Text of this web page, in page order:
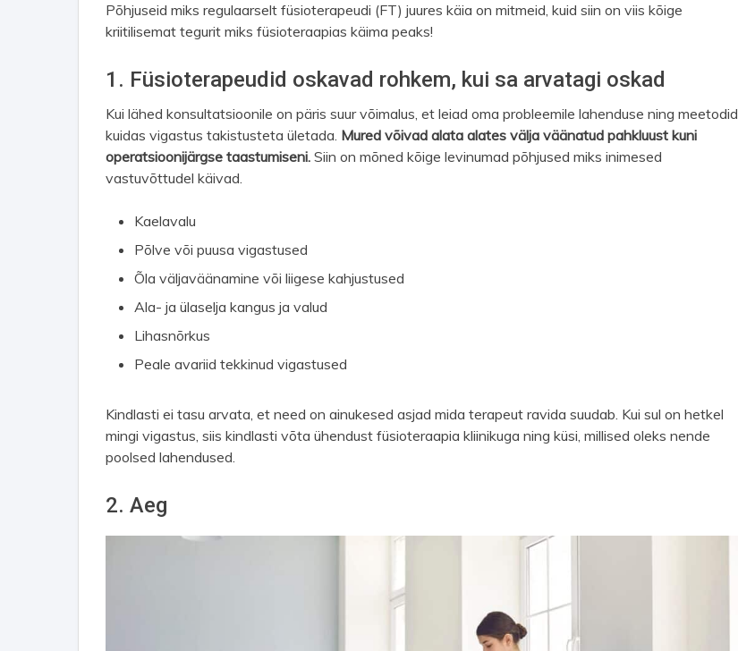
Põhjuseid miks regulaarselt füsioterapeudi (FT) juures käia on mitmeid, kuid siin on viis kõige
kriitilisemat tegurit miks füsioteraapias käima peaks!
1. Füsioterapeudid oskavad rohkem, kui sa arvatagi oskad
Kui lähed konsultatsioonile on päris suur võimalus, et leiad oma probleemile lahenduse ning meetodid
kuidas vigastus takistusteta ületada. Mured võivad alata alates välja väänatud pahkluust kuni
operatsioonijärgse taastumiseni. Siin on mõned kõige levinumad põhjused miks inimesed
vastuvõttudel käivad.
Kaelavalu
Põlve või puusa vigastused
Õla väljaväänamine või liigese kahjustused
Ala- ja ülaselja kangus ja valud
Lihasnõrkus
Peale avariid tekkinud vigastused
Kindlasti ei tasu arvata, et need on ainukesed asjad mida terapeut ravida suudab. Kui sul on hetkel
mingi vigastus, siis kindlasti võta ühendust füsioteraapia kliinikuga ning küsi, millised oleks nende
poolsed lahendused.
2. Aeg